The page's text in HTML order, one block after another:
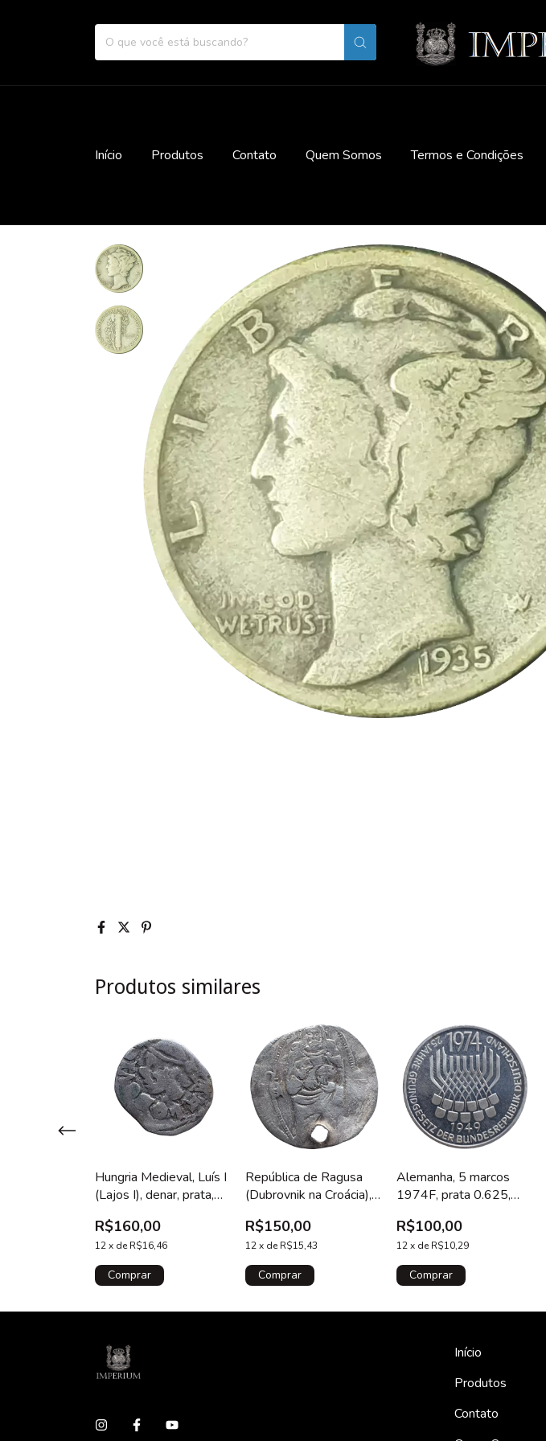
Início Produtos Contato Quem Somos Termos e Condições
Produtos similares
Hungria Medieval, Luís I
(Lajos I), denar, prata,
1382, sarraceno / cruz
patriarcal, N# 103222
R$160,00
12x de R$16,46
República de Ragusa
(Dubrovnik na Croácia),
mm, 1452-1556, Jesus
Cristo / São Brás, N#
74053, com furo
R$150,00
12 x de R$15,43
Alemanha, 5 marcos
1974F, prata 0.625,
da Constituição Federal
R$100,00
12 x de R$10,29
Início
Produtos
Contato